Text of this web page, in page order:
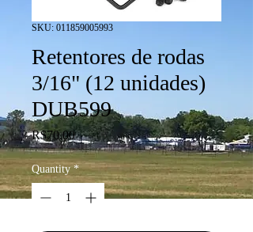
SKU: 011859005993
Retentores de rodas
3/16" (12 unidades)
DUB599
R$70.00Price
Quantity *